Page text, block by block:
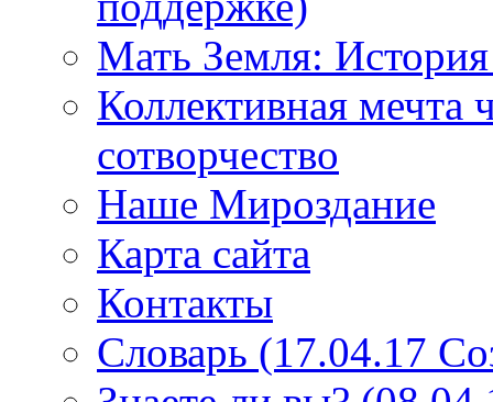
Мать Земля: История
Коллективная мечта
сотворчество
Наше Мироздание
Карта сайта
Контакты
Словарь (17.04.17